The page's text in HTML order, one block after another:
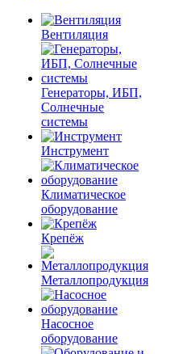
Вентиляция
Генераторы, ИБП,
Солнечные
системы
Инструмент
Климатическое
оборудование
Крепёж
Металлопродукция
Насосное
оборудование